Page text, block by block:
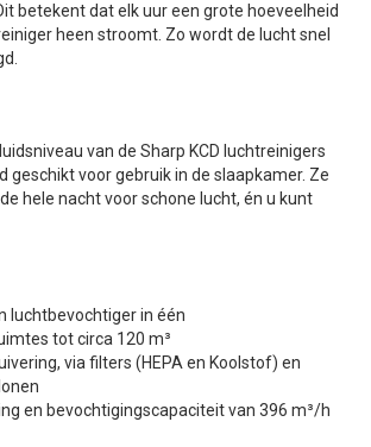
betekent dat elk uur een grote hoeveelheid
heen stroomt. Zo wordt de lucht snel
van de Sharp KCD luchtreinigers
geschikt voor gebruik in de slaapkamer. Ze
hele nacht voor schone lucht, én u kunt
luchtbevochtiger in één
tot circa 120 m³
via filters (HEPA en Koolstof) en
en bevochtigingscapaciteit van 396 m³/h